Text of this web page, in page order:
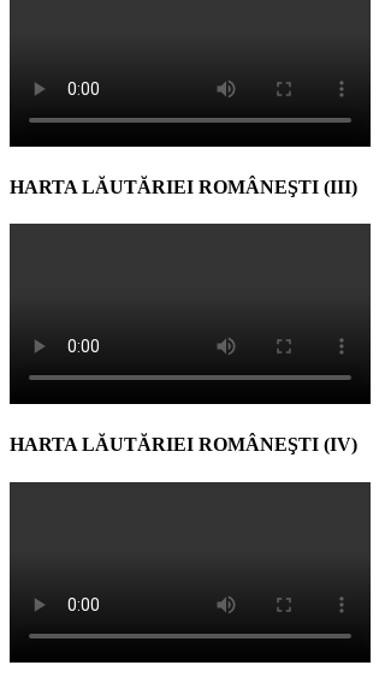
HARTA LĂUTĂRIEI ROMÂNEŞTI (III)
HARTA LĂUTĂRIEI ROMÂNEŞTI (IV)